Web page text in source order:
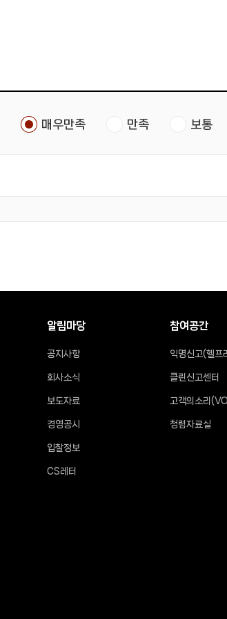
매우만족 만족 보통
알림마당
공지사항
회사소식
보도자료
경영공시
입찰정보
CS레터
참여공간
익명신고(헬프
클린신고센터
고객의소리
청렴자료실